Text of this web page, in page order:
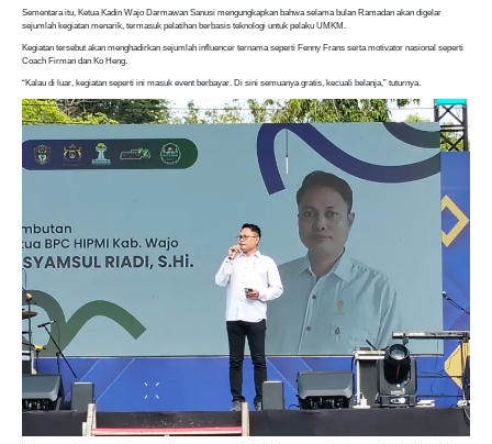
Sementara itu, Ketua Kadin Wajo Darmawan Sanusi mengungkapkan bahwa selama bulan Ramadan akan digelar
sejumlah kegiatan menarik, termasuk pelatihan berbasis teknologi untuk pelaku UMKM.
Kegiatan tersebut akan menghadirkan sejumlah influencer ternama seperti Fenny Frans serta motivator nasional seperti
Coach Firman dan Ko Heng.
“Kalau di luar, kegiatan seperti ini masuk event berbayar. Di sini semuanya gratis, kecuali belanja,” tuturnya.